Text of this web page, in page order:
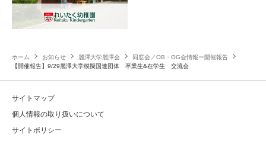
ホーム お知らせ 麗澤大学麗澤会
同窓会／OB・OG会情報ー開催報告
【開催報告】9/29麗澤大学模擬国連団体 卒業生&在学生 交流会
サイトマップ
個人情報の取り扱いについて
サイトポリシー